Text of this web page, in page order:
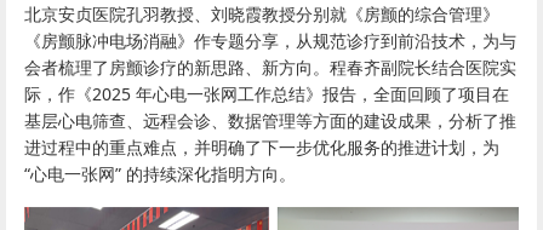
北京安贞医院孔羽教授、刘晓霞教授分别就《房颤的综合管理》
《房颤脉冲电场消融》作专题分享，从规范诊疗到前沿技术，为与
会者梳理了房颤诊疗的新思路、新方向。程春齐副院长结合医院实
际，作《2025 年心电一张网工作总结》报告，全面回顾了项目在
基层心电筛查、远程会诊、数据管理等方面的建设成果，分析了推
进过程中的重点难点，并明确了下一步优化服务的推进计划，为
“心电一张网” 的持续深化指明方向。